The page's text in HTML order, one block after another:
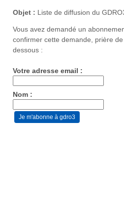
Objet : Liste de diffusion du
Vous avez demandé un
confirmer cette demande, prière
dessous :
Votre adresse email :
Nom :